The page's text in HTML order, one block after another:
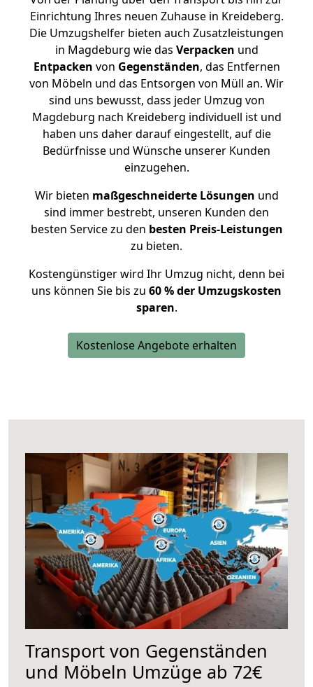
Einrichtung Ihres neuen Zuhause in Kreideberg.
Die Umzugshelfer bieten auch Zusatzleistungen
in Magdeburg wie das Verpacken und
Entpacken von Gegenständen, das Entfernen
von Möbeln und das Entsorgen von Müll an. Wir
sind uns bewusst, dass jeder Umzug von
Magdeburg nach Kreideberg individuell ist und
haben uns daher darauf eingestellt, auf die
Bedürfnisse und Wünsche unserer Kunden
einzugehen.
Wir bieten maßgeschneiderte Lösungen und
sind immer bestrebt, unseren Kunden den
besten Service zu den besten Preis-Leistungen
zu bieten.
Kostengünstiger wird Ihr Umzug nicht, denn bei
uns können Sie bis zu 60 % der Umzugskosten
sparen.
Kostenlose Angebote erhalten
Transport von Gegenständen
und Möbeln Umzüge ab 72€